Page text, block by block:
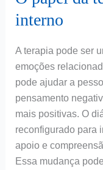
interno
A terapia pode ser
emoções
pode ajudar a
pensamento
mais positivas. O
reconfigurado para
apoio e
Essa mudança